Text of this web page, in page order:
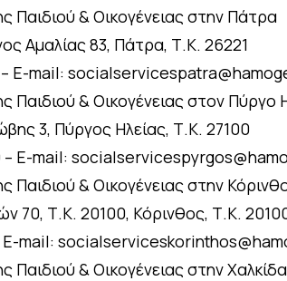
Παιδιού & Οικογένειας στην Πάτρα
Αμαλίας 83, Πάτρα, Τ.Κ. 26221
– E-mail:
Παιδιού & Οικογένειας στον Πύργο
3, Πύργος Ηλείας, Τ.Κ. 27100
– E-mail:
Παιδιού & Οικογένειας στην
70, Τ.Κ. 20100, Κόρινθος, Τ.Κ.
E-mail:
Παιδιού & Οικογένειας στην Χαλκίδα